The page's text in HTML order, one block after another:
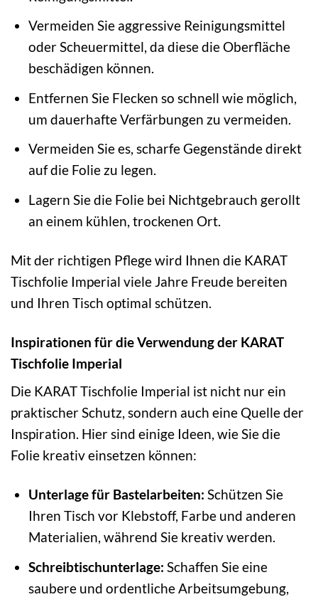
Vermeiden Sie aggressive Reinigungsmittel
oder Scheuermittel, da diese die Oberfläche
beschädigen können.
Entfernen Sie Flecken so schnell wie möglich,
um dauerhafte Verfärbungen zu vermeiden.
Vermeiden Sie es, scharfe Gegenstände direkt
auf die Folie zu legen.
Lagern Sie die Folie bei Nichtgebrauch gerollt
an einem kühlen, trockenen Ort.
Mit der richtigen Pflege wird Ihnen die KARAT
Tischfolie Imperial viele Jahre Freude bereiten
und Ihren Tisch optimal schützen.
Inspirationen für die Verwendung der KARAT
Tischfolie Imperial
Die KARAT Tischfolie Imperial ist nicht nur ein
praktischer Schutz, sondern auch eine Quelle der
Inspiration. Hier sind einige Ideen, wie Sie die
Folie kreativ einsetzen können:
Unterlage für Bastelarbeiten: Schützen Sie
Ihren Tisch vor Klebstoff, Farbe und anderen
Materialien, während Sie kreativ werden.
Schreibtischunterlage: Schaffen Sie eine
saubere und ordentliche Arbeitsumgebung,